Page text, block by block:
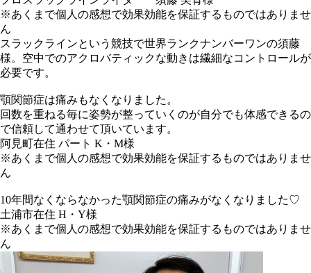
※あくまで個人の感想で効果効能を保証するものではありませ
ん
スラックラインという競技で世界ランクナンバーワンの須藤
様。空中でのアクロバティックな動きは繊細なコントロールが
必要です。
顎関節症は痛みもなくなりました。
回数を重ねる毎に姿勢が整っていくのが自分でも体感できるの
で信頼して通わせて頂いています。
阿見町在住 パート K・M様
※あくまで個人の感想で効果効能を保証するものではありませ
ん
10年間なくならなかった顎関節症の痛みがなくなりました♡
土浦市在住 H・Y様
※あくまで個人の感想で効果効能を保証するものではありませ
ん